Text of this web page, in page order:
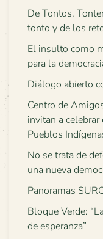
De Tontos,
tonto y de los
El insulto como
para la
Diálogo abierto
Centro de
invitan a
Pueblos
No se trata de
una nueva
Panoramas
Bloque Verde:
de esperanza”